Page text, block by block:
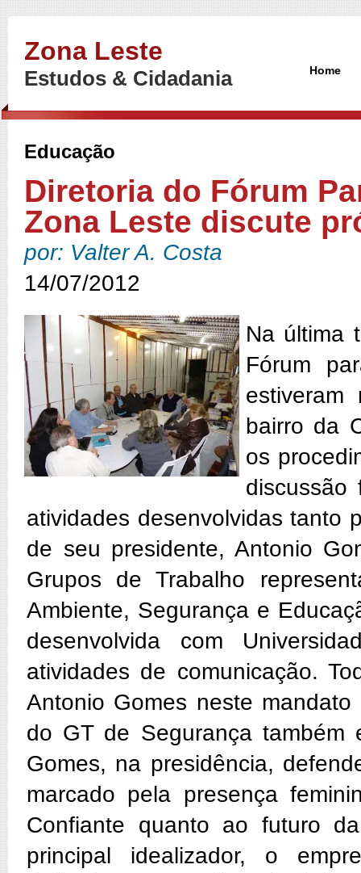
Zona Leste
Estudos & Cidadania Home
Educação
Diretoria do Fórum
Zona Leste discute
por: Valter A. Costa
14/07/2012
Na última
Fórum
bairro da
os
discussão
atividades desenvolvidas tanto
de seu presidente, Antonio
Grupos de Trabalho
Ambiente, Segurança e
desenvolvida com
atividades de comunicação.
Antonio Gomes neste
do GT de Segurança também
Gomes, na presidência,
marcado pela presença
Confiante quanto ao futuro
principal idealizador, o